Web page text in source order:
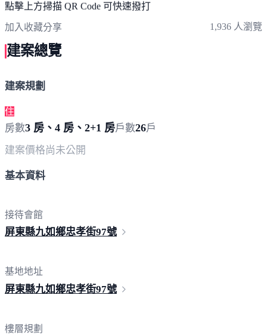
點擊上方掃描 QR Code 可快速撥打
加入收藏分享 1,936 人瀏覽
建案總覽
建案規劃
住
房數3 房、4 房、2+1 房戶數26戶
建案價格尚未公開
基本資料
接待會館
屏東縣九如鄉忠孝街97號
基地地址
屏東縣九如鄉忠孝街97號
樓層規劃